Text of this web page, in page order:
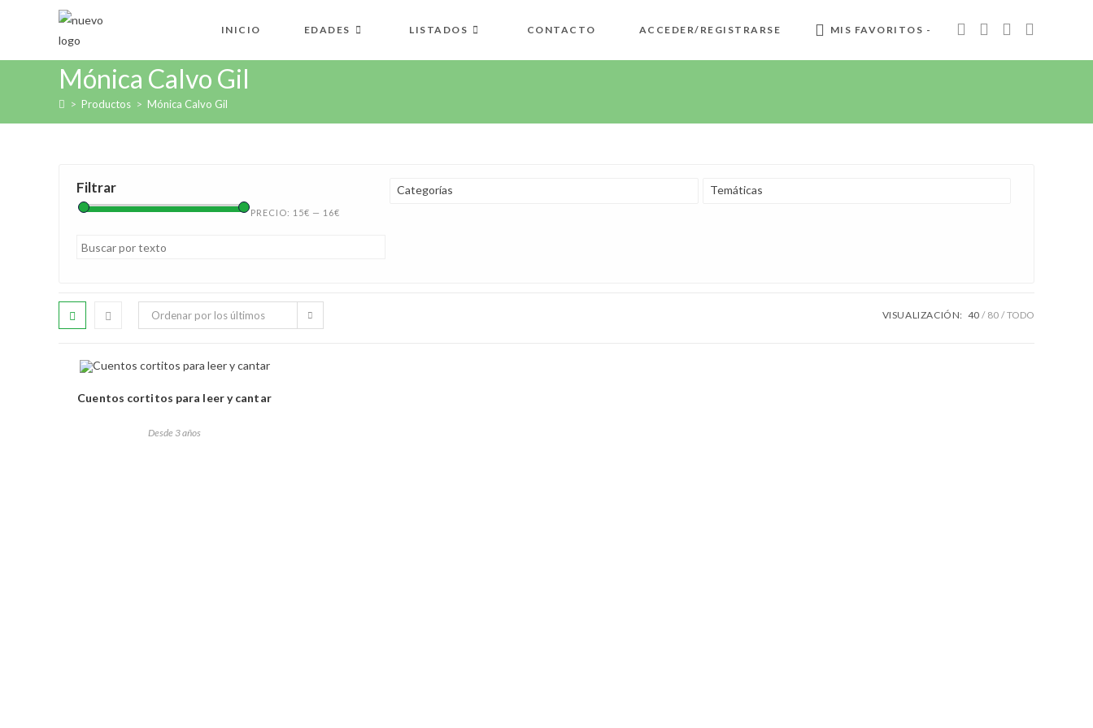
INICIO EDADES LISTADOS CONTACTO ACCEDER/REGISTRARSE MIS FAVORITOS -
Mónica Calvo Gil
> Productos > Mónica Calvo Gil
Filtrar
PRECIO: 15€ — 16€
Categorías Temáticas
Ordenar por los últimos VISUALIZACIÓN: 40 80 TODO
Cuentos cortitos para leer y cantar
Desde 3 años